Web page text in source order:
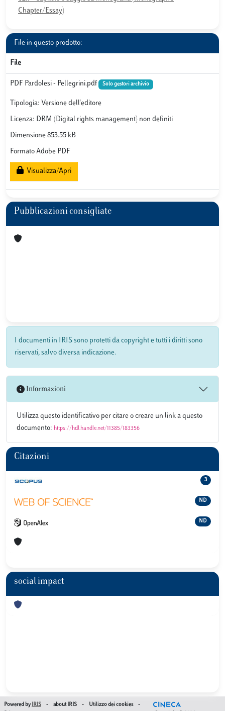
Chapter/Essay)
File in questo prodotto:
File
PDF Pardolesi - Pellegrini.pdf Solo gestori archivio
Tipologia: Versione dell'editore
Licenza: DRM (Digital rights management) non definiti
Dimensione 853.55 kB
Formato Adobe PDF
Visualizza/Apri
Pubblicazioni consigliate
I documenti in IRIS sono protetti da copyright e tutti i diritti sono
riservati, salvo diversa indicazione.
Informazioni
Utilizza questo identificativo per citare o creare un link a questo
documento: https://hdl.handle.net/11385/183356
Citazioni
3
ND
ND
social impact
Powered by IRIS - about IRIS - Utilizzo dei cookies -